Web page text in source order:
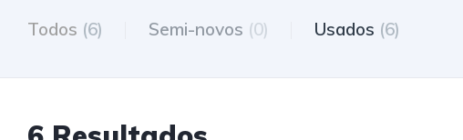
Todos (6) Semi-novos (0) Usados (6)